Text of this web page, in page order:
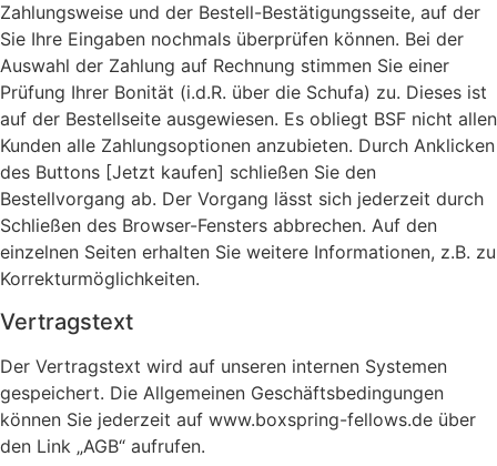
Zahlungsweise und der Bestell-Bestätigungsseite, auf der
Sie Ihre Eingaben nochmals überprüfen können. Bei der
Auswahl der Zahlung auf Rechnung stimmen Sie einer
Prüfung Ihrer Bonität (i.d.R. über die Schufa) zu. Dieses ist
auf der Bestellseite ausgewiesen. Es obliegt BSF nicht allen
Kunden alle Zahlungsoptionen anzubieten. Durch Anklicken
des Buttons [Jetzt kaufen] schließen Sie den
Bestellvorgang ab. Der Vorgang lässt sich jederzeit durch
Schließen des Browser-Fensters abbrechen. Auf den
einzelnen Seiten erhalten Sie weitere Informationen, z.B. zu
Korrekturmöglichkeiten.
Vertragstext
Der Vertragstext wird auf unseren internen Systemen
gespeichert. Die Allgemeinen Geschäftsbedingungen
können Sie jederzeit auf www.boxspring-fellows.de über
den Link „AGB“ aufrufen.